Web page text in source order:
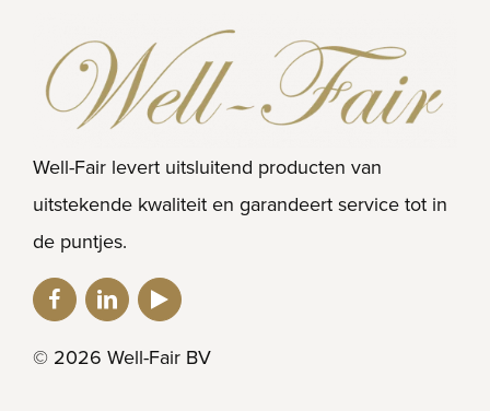
Well-Fair levert uitsluitend producten van
uitstekende kwaliteit en garandeert service tot in
de puntjes.
© 2026 Well-Fair BV